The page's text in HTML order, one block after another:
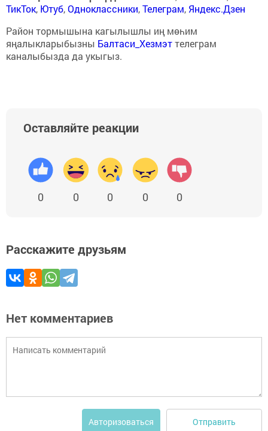
ТикТок, Ютуб,Одноклассники,Телеграм, Яндекс.Дзен
Район тормышына кагылышлы иң мөһим
яңалыкларыбызны Балтаси_Хезмэттелеграм
каналыбызда да укыгыз.
Оставляйте реакции
0 0 0 0 0
Расскажите друзьям
Нет комментариев
Авторизоваться Отправить